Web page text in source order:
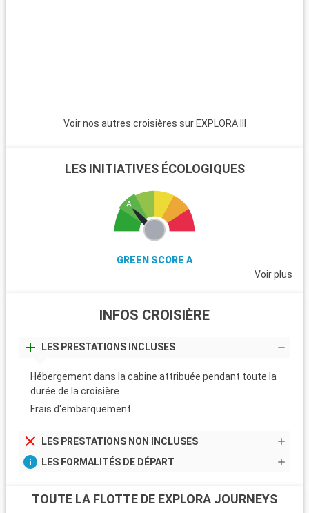
Voir nos autres croisières sur EXPLORA III
LES INITIATIVES ÉCOLOGIQUES
GREEN SCORE A
Voir plus
INFOS CROISIÈRE
LES PRESTATIONS INCLUSES
Hébergement dans la cabine attribuée pendant toute la
durée de la croisière.
Frais d'embarquement
LES PRESTATIONS NON INCLUSES
LES FORMALITÉS DE DÉPART
TOUTE LA FLOTTE DE EXPLORA JOURNEYS